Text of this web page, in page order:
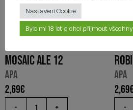
MOSAIC ALE 12
APA
2,69€
- +
APA
2,69
-
Nastavení Cookie
Bylo mi 18 let a chci přijmout